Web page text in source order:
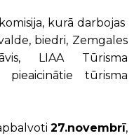
kurā darbojas
biedri, Zemgales
LIAA Tūrisma
tūrisma
27.novembrī,